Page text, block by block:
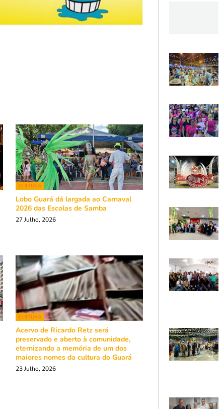
CULTURA
Lobo Guará dá largada ao Carnaval
2026 das Escolas de Samba
27 Julho, 2026
CULTURA
Acervo de Ricardo Retz será
preservado e aberto à comunidade,
eternizando a memória de um dos
maiores nomes da cultura do Guará
23 Julho, 2026